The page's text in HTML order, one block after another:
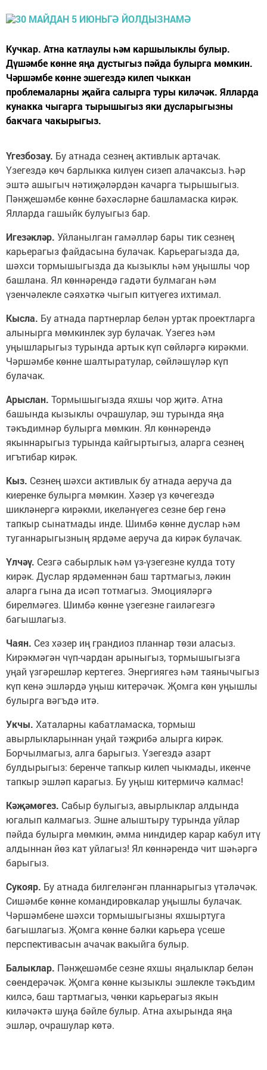
Кучкар. Атна катлаулы һәм каршылыклы булыр.
Дүшәмбе көнне яңа дустыгыз пәйда булырга мөмкин.
Чәршәмбе көнне эшегездә килеп чыккан
проблемаларны җайга салырга туры киләчәк. Ялларда
кунакка чыгарга тырышыгыз яки дусларыгызны
бакчага чакырыгыз.
Үгезбозау. Бу атнада сезнең активлык артачак.
Үзегездә көч барлыкка килүен сизеп алачаксыз. Һәр
эштә ашыгыч нәтиҗәләрдән качарга тырышыгыз.
Пәнҗешәмбе көнне бәхәсләрне башламаска кирәк.
Ялларда гашыйк булуыгыз бар.
Игезәкләр. Уйланылган гамәлләр бары тик сезнең
карьерагыз файдасына булачак. Карьерагызда да,
шәхси тормышыгызда да кызыклы һәм уңышлы чор
башлана. Ял көннәрендә гадәти булмаган һәм
үзенчәлекле сәяхәткә чыгып китүегез ихтимал.
Кысла. Бу атнада партнерлар белән уртак проектларга
алынырга мөмкинлек зур булачак. Үзегез һәм
уңышларыгыз турында артык күп сөйләргә кирәкми.
Чәршәмбе көнне шалтыратулар, сөйләшүләр күп
булачак.
Арыслан. Тормышыгызда яхшы чор җитә. Атна
башында кызыклы очрашулар, эш турында яңа
тәкъдимнәр булырга мөмкин. Ял көннәрендә
якыннарыгыз турында кайгыртыгыз, аларга сезнең
игътибар кирәк.
Кыз. Сезнең шәхси активлык бу атнада аеруча да
киеренке булырга мөмкин. Хәзер үз көчегездә
шикләнергә кирәкми, икеләнүегез сезне бер генә
тапкыр сынатмады инде. Шимбә көнне дуслар һәм
туганнарыгызның ярдәме аеруча да кирәк булачак.
Үлчәү. Сезгә сабырлык һәм үз-үзегезне кулда тоту
кирәк. Дуслар ярдәменнән баш тартмагыз, ләкин
аларга гына да исәп тотмагыз. Эмоцияләргә
бирелмәгез. Шимбә көнне үзегезне гаиләгезгә
багышлагыз.
Чаян. Сез хәзер иң грандиоз планнар төзи аласыз.
Кирәкмәгән чүп-чардан арыныгыз, тормышыгызга
уңай үзгәрешләр кертегез. Энергиягез һәм таянычыгыз
күп кенә эшләрдә уңыш китерәчәк. Җомга көн уңышлы
булырга вәгъдә итә.
Укчы. Хаталарны кабатламаска, тормыш
авырлыкларыннан уңай тәҗрибә алырга кирәк.
Борчылмагыз, алга барыгыз. Үзегездә азарт
булдырыгыз: беренче тапкыр килеп чыкмады, икенче
тапкыр эшләп карагыз. Бу уңыш китермичә калмас!
Кәҗәмөгез. Сабыр булыгыз, авырлыклар алдында
югалып калмагыз. Эшне алыштыру турында уйлар
пәйда булырга мөмкин, әмма ниндидер карар кабул итү
алдыннан йөз кат уйлагыз! Ял көннәрендә чит шәһәргә
барыгыз.
Сукояр. Бу атнада билгеләнгән планнарыгыз үтәләчәк.
Сишәмбе көнне командировкалар уңышлы булачак.
Чәршәмбене шәхси тормышыгызны яхшыртуга
багышлагыз. Җомга көнне бәлки карьера үсеше
перспективасын ачачак вакыйга булыр.
Балыклар. Пәнҗешәмбе сезне яхшы яңалыклар белән
сөендерәчәк. Җомга көнне кызыклы эшлекле тәкъдим
килсә, баш тартмагыз, чөнки карьерагыз якын
киләчәктә шуңа бәйле булыр. Атна ахырында яңа
эшләр, очрашулар көтә.